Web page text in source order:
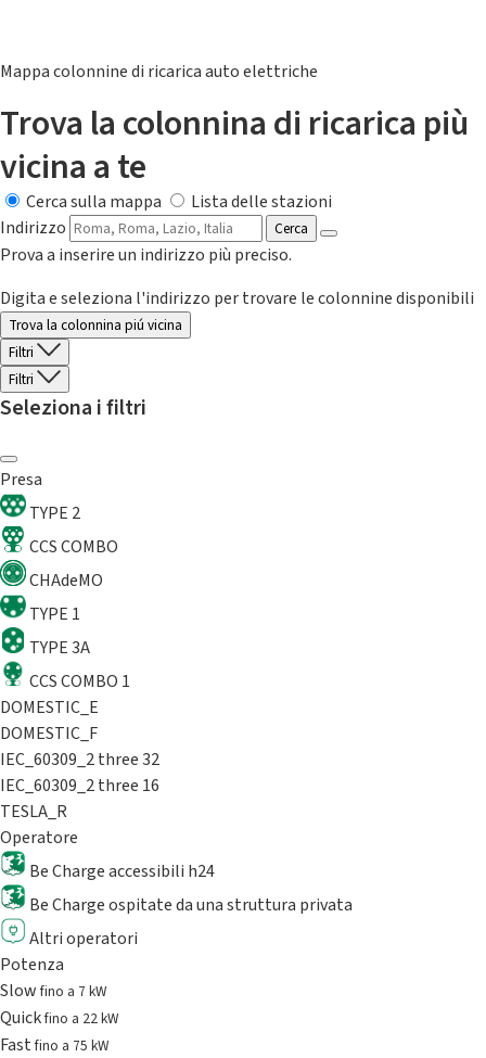
Mappa colonnine di ricarica auto elettriche
Trova la colonnina di ricarica più
vicina a te
Cerca sulla mappa
Lista delle stazioni
Indirizzo
Cerca
Prova a inserire un indirizzo più preciso.
Digita e seleziona l'indirizzo per trovare le colonnine disponibili
Trova la colonnina piú vicina
Filtri
Filtri
Seleziona i filtri
Presa
TYPE 2
CCS COMBO
CHAdeMO
TYPE 1
TYPE 3A
CCS COMBO 1
DOMESTIC_E
DOMESTIC_F
IEC_60309_2 three 32
IEC_60309_2 three 16
TESLA_R
Operatore
Be Charge accessibili h24
Be Charge ospitate da una struttura privata
Altri operatori
Potenza
Slowfino a 7 kW
Quickfino a 22 kW
Fastfino a 75 kW